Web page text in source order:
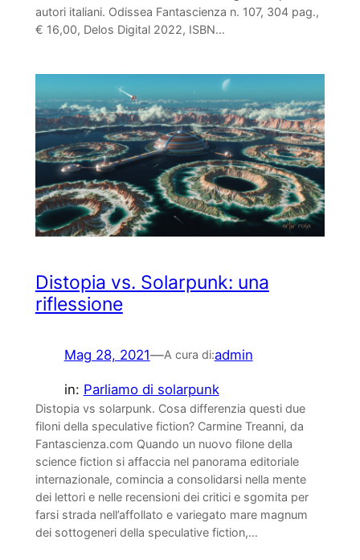
autori italiani. Odissea Fantascienza n. 107, 304 pag.,
€ 16,00, Delos Digital 2022, ISBN…
Distopia vs. Solarpunk: una
riflessione
Mag 28, 2021—A cura di:admin
in: Parliamo di solarpunk
Distopia vs solarpunk. Cosa differenzia questi due
filoni della speculative fiction? Carmine Treanni, da
Fantascienza.com Quando un nuovo filone della
science fiction si affaccia nel panorama editoriale
internazionale, comincia a consolidarsi nella mente
dei lettori e nelle recensioni dei critici e sgomita per
farsi strada nell’affollato e variegato mare magnum
dei sottogeneri della speculative fiction,…